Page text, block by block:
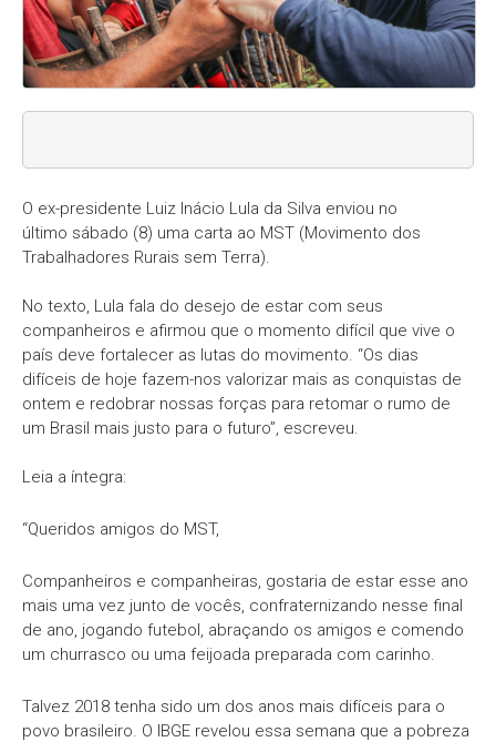
O ex-presidente Luiz Inácio Lula da Silva enviou no
último sábado (8) uma carta ao MST (Movimento dos
Trabalhadores Rurais sem Terra).
No texto, Lula fala do desejo de estar com seus
companheiros e afirmou que o momento difícil que vive o
país deve fortalecer as lutas do movimento. “Os dias
difíceis de hoje fazem-nos valorizar mais as conquistas de
ontem e redobrar nossas forças para retomar o rumo de
um Brasil mais justo para o futuro”, escreveu.
Leia a íntegra:
“Queridos amigos do MST,
Companheiros e companheiras, gostaria de estar esse ano
mais uma vez junto de vocês, confraternizando nesse final
de ano, jogando futebol, abraçando os amigos e comendo
um churrasco ou uma feijoada preparada com carinho.
Talvez 2018 tenha sido um dos anos mais difíceis para o
povo brasileiro. O IBGE revelou essa semana que a pobreza